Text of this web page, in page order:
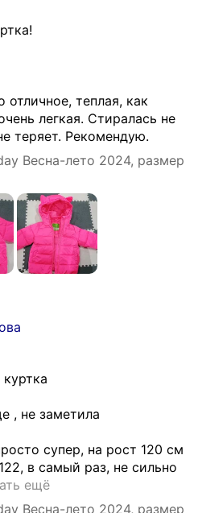
отличное, теплая, как
легкая. Стиралась не
теряет. Рекомендую.
Весна-лето 2024, размер
, не заметила
супер, на рост 120 см
в самый раз, не сильно
ещё
Весна-лето 2024, размер